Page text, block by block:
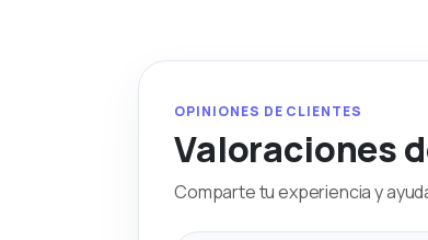
OPINIONES DE CLIENTES
Valoraciones
Comparte tu experiencia y